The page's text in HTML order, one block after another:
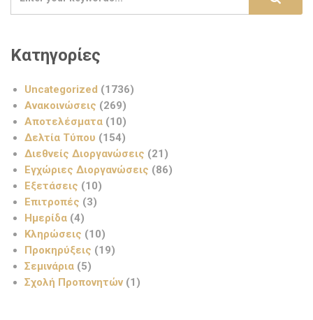
Κατηγορίες
Uncategorized (1736)
Ανακοινώσεις (269)
Αποτελέσματα (10)
Δελτία Τύπου (154)
Διεθνείς Διοργανώσεις (21)
Εγχώριες Διοργανώσεις (86)
Εξετάσεις (10)
Επιτροπές (3)
Ημερίδα (4)
Κληρώσεις (10)
Προκηρύξεις (19)
Σεμινάρια (5)
Σχολή Προπονητών (1)